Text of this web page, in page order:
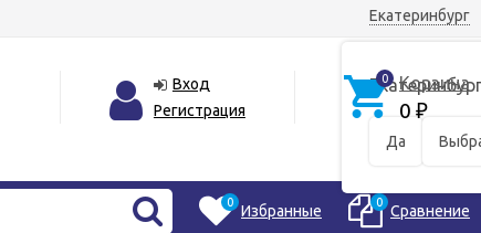
Екатеринбург
Да
Вход
Регистрация
0 Корзина
0 ₽
0 Избранные 0 Сравнение